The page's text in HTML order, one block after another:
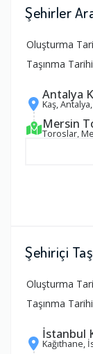
Şehirler
Oluşturma
Taşınma Tarihi
Antalya
Kaş,
Mersin
Toroslar,
Şehiriçi
Oluşturma
Taşınma Tarihi
İstanbul
Kağıthane,
Sıralama Ölçütü